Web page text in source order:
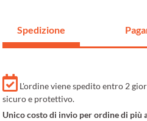
Spedizione
L'ordine viene spedito entro 2
sicuro e protettivo.
Unico costo di invio per ordine di più